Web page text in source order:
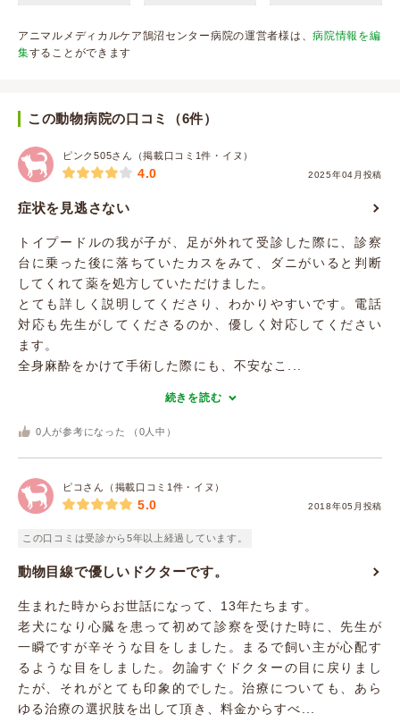
アニマルメディカルケア鵠沼センター病院の運営者様は、病院情報を編
集することができます
この動物病院の口コミ（6件）
ピンク505さん（掲載口コミ1件・イヌ）
2025年04月投稿
4.0
症状を見逃さない
トイプードルの我が子が、足が外れて受診した際に、診察
台に乗った後に落ちていたカスをみて、ダニがいると判断
してくれて薬を処方していただけました。
とても詳しく説明してくださり、わかりやすいです。電話
対応も先生がしてくださるのか、優しく対応してください
ます。
全身麻酔をかけて手術した際にも、不安なこ...
続きを読む
0 人が参考になった （ 0 人中）
ピコさん（掲載口コミ1件・イヌ）
2018年05月投稿
5.0
この口コミは受診から5年以上経過しています。
動物目線で優しいドクターです。
生まれた時からお世話になって、13年たちます。
老犬になり心臓を患って初めて診察を受けた時に、先生が
一瞬ですが辛そうな目をしました。まるで飼い主が心配す
るような目をしました。勿論すぐドクターの目に戻りまし
たが、それがとても印象的でした。治療についても、あら
ゆる治療の選択肢を出して頂き、料金からすべ...